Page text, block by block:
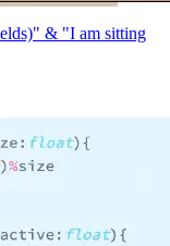
& "I am sitting